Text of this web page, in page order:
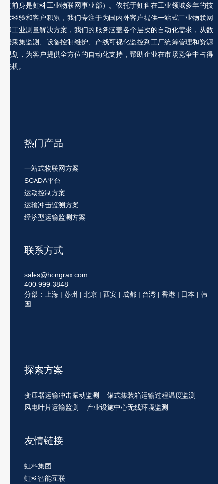
（前身是虹科工业物联网事业部）。依托于虹科在工业领域多年的技
术经验和客户积累，我们专注于为国内外客户提供一站式工业物联网
和工业测量解决方案，我们的服务涵盖各个层次的自动化需求，从数
据采集监测、设备控制维护、产线可视化监控到工厂统筹管理和资源
规划，为客户提供全方位的自动化支持，帮助企业在市场竞争中占得
先机。
热门产品
一站式物联网方案
SCADA平台
运动控制方案
运输冲击监测方案
经济型运输监测方案
联系方式
sales@hongrax.com
400-999-3848
分部：上海 | 苏州 | 北京 | 西安 | 成都 | 台湾 | 香港 | 日本 | 韩
国
探索方案
变压器运输冲击振动监测
罐式集装箱运输过程温度监测
风电叶片运输监测
产业设施中心无线环境监测
友情链接
虹科集团
虹科智能互联